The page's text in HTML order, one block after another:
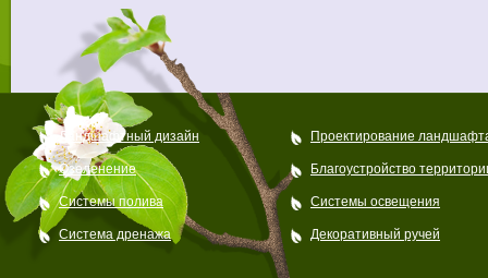
Ландшафтный дизайн Проектирование
Озеленение Благоустройство
Системы полива Системы освещения
Система дренажа Декоративный ручей